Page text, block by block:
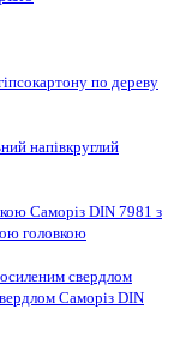
по дереву
напівкруглий
Саморіз DIN 7981 з
головкою
свердлом
Саморіз DIN